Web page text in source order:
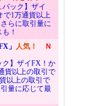
バック】ザイ
で1万通貨以上
らに取引量に
！
」 人気！
Ｎ
ク】ザイFX！か
貨以上の取引で
以上の取引で
量に応じて最